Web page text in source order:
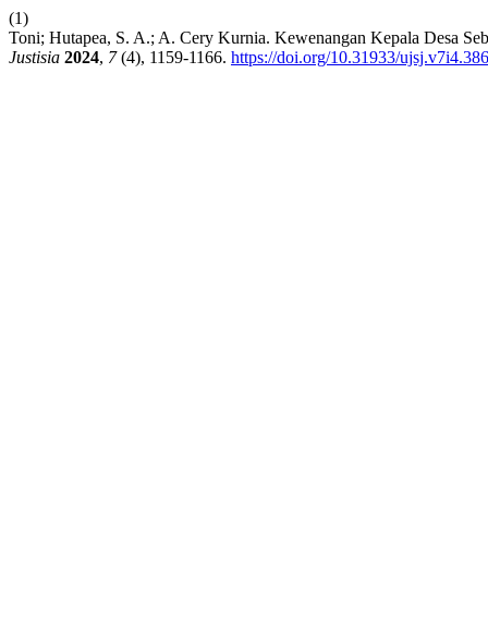
(1)
Toni; Hutapea, S. A.; A. Cery Kurnia. Kewenangan Kepala Desa
Justisia 2024, 7(4), 1159-1166. https://doi.org/10.31933/ujsj.v7i4.386